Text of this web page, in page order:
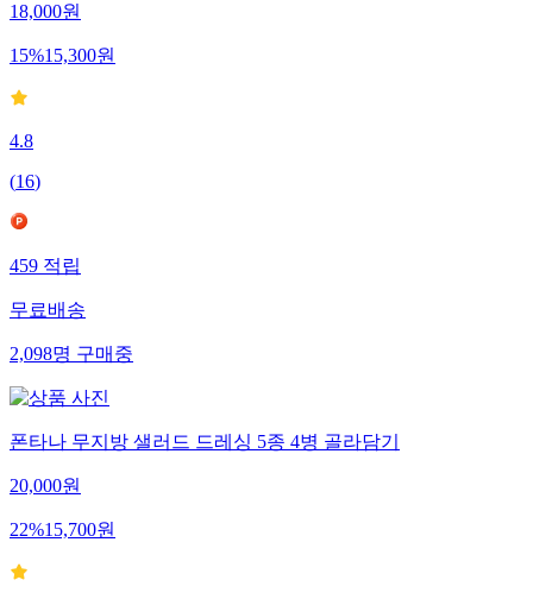
18,000원
15%15,300원
4.8
(16)
459적립
무료배송
2,098명구매중
폰타나 무지방 샐러드 드레싱 5종 4병 골라담기
20,000원
22%15,700원